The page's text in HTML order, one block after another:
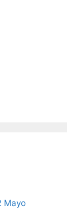
Mayo